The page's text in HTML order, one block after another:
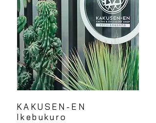
KAKUSEN-EN
Ikebukuro